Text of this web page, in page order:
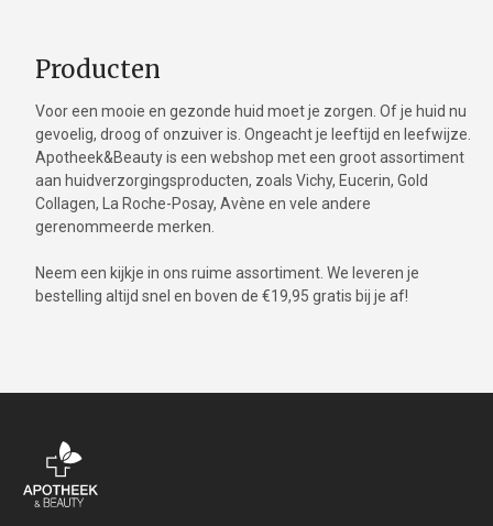
Producten
Voor een mooie en gezonde huid moet je zorgen. Of je huid nu
gevoelig, droog of onzuiver is. Ongeacht je leeftijd en leefwijze.
Apotheek&Beauty is een webshop met een groot assortiment
aan huidverzorgingsproducten, zoals Vichy, Eucerin, Gold
Collagen, La Roche-Posay, Avène en vele andere
gerenommeerde merken.
Neem een kijkje in ons ruime assortiment. We leveren je
bestelling altijd snel en boven de €19,95 gratis bij je af!